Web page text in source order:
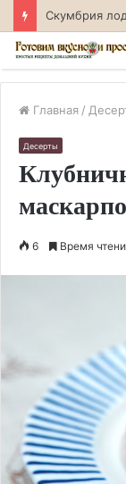
Главная /
Десерты
6 Время